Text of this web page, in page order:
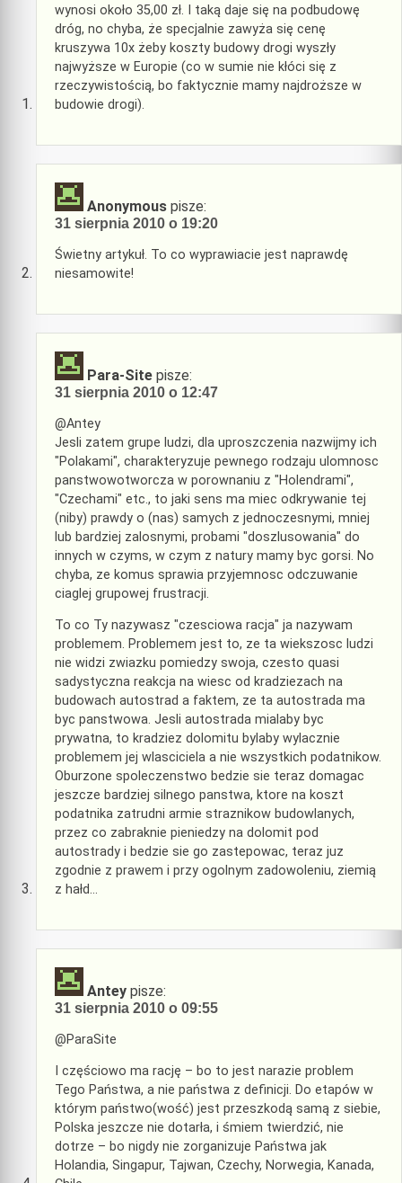
wynosi około 35,00 zł. I taką daje się na podbudowę
dróg, no chyba, że specjalnie zawyża się cenę
kruszywa 10x żeby koszty budowy drogi wyszły
najwyższe w Europie (co w sumie nie kłóci się z
rzeczywistością, bo faktycznie mamy najdroższe w
budowie drogi).
Anonymous pisze:
31 sierpnia 2010 o 19:20
Świetny artykuł. To co wyprawiacie jest naprawdę
niesamowite!
Para-Site pisze:
31 sierpnia 2010 o 12:47
@Antey
Jesli zatem grupe ludzi, dla uproszczenia nazwijmy ich
"Polakami", charakteryzuje pewnego rodzaju ulomnosc
panstwowotworcza w porownaniu z "Holendrami",
"Czechami" etc., to jaki sens ma miec odkrywanie tej
(niby) prawdy o (nas) samych z jednoczesnymi, mniej
lub bardziej zalosnymi, probami "doszlusowania" do
innych w czyms, w czym z natury mamy byc gorsi. No
chyba, ze komus sprawia przyjemnosc odczuwanie
ciaglej grupowej frustracji.
To co Ty nazywasz "czesciowa racja" ja nazywam
problemem. Problemem jest to, ze ta wiekszosc ludzi
nie widzi zwiazku pomiedzy swoja, czesto quasi
sadystyczna reakcja na wiesc od kradziezach na
budowach autostrad a faktem, ze ta autostrada ma
byc panstwowa. Jesli autostrada mialaby byc
prywatna, to kradziez dolomitu bylaby wylacznie
problemem jej wlasciciela a nie wszystkich podatnikow.
Oburzone spoleczenstwo bedzie sie teraz domagac
jeszcze bardziej silnego panstwa, ktore na koszt
podatnika zatrudni armie straznikow budowlanych,
przez co zabraknie pieniedzy na dolomit pod
autostrady i bedzie sie go zastepowac, teraz juz
zgodnie z prawem i przy ogolnym zadowoleniu, ziemią
z hałd…
Antey pisze:
31 sierpnia 2010 o 09:55
@ParaSite
I częściowo ma rację – bo to jest narazie problem
Tego Państwa, a nie państwa z definicji. Do etapów w
którym państwo(wość) jest przeszkodą samą z siebie,
Polska jeszcze nie dotarła, i śmiem twierdzić, nie
dotrze – bo nigdy nie zorganizuje Państwa jak
Holandia, Singapur, Tajwan, Czechy, Norwegia, Kanada,